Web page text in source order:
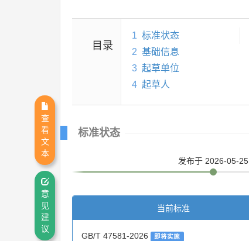
目录
1 标准状态
2 基础信息
3 起草单位
4 起草人
标准状态
发布于 2026-05-25
当前标准
GB/T 47581-2026 即将实施
查
看
文
本
意
见
建
议